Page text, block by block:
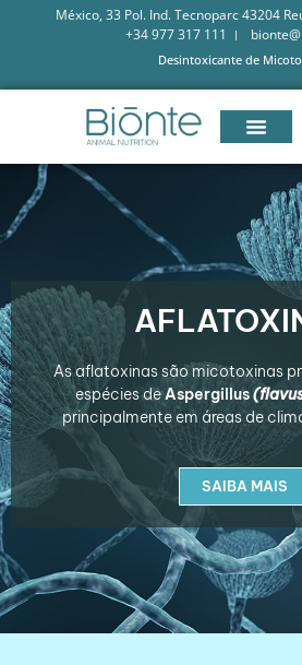
México, 33 Pol. Ind. Tecnoparc 43204
+34 977 317 111
Desintoxicante de
As aflatoxinas são micotoxinas
espécies deAspergillus
principalmente em áreas de
SAIBA MAIS